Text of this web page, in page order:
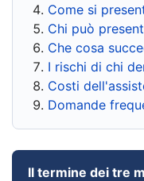
Come si
Chi può
Che cosa
I rischi di chi
Costi
Domande
Il termine dei tre